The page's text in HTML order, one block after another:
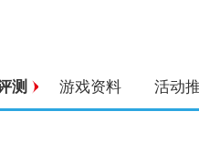
测 游戏资料 活动